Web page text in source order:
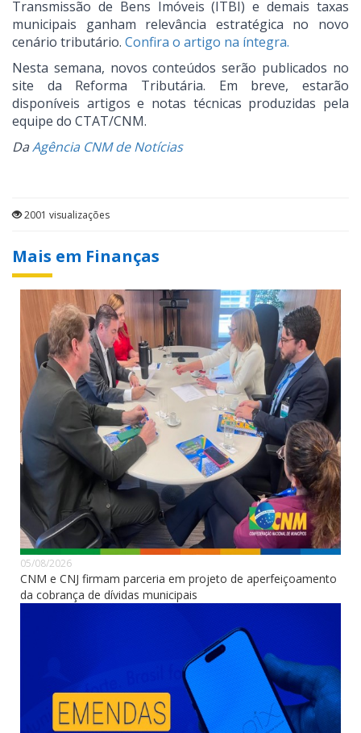
Transmissão de Bens Imóveis (ITBI) e demais taxas
municipais ganham relevância estratégica no novo
cenário tributário. Confira o artigo na íntegra.
Nesta semana, novos conteúdos serão publicados no
site da Reforma Tributária. Em breve, estarão
disponíveis artigos e notas técnicas produzidas pela
equipe do CTAT/CNM.
DaAgência CNM de Notícias
2001 visualizações
Mais em Finanças
05/08/2026
CNM e CNJ firmam parceria em projeto de aperfeiçoamento
da cobrança de dívidas municipais